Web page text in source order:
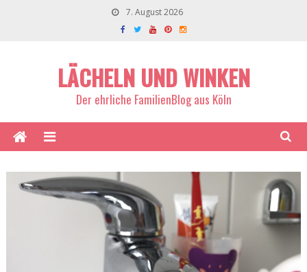
7. August 2026
LÄCHELN UND WINKEN
Der ehrliche FamilienBlog aus Köln